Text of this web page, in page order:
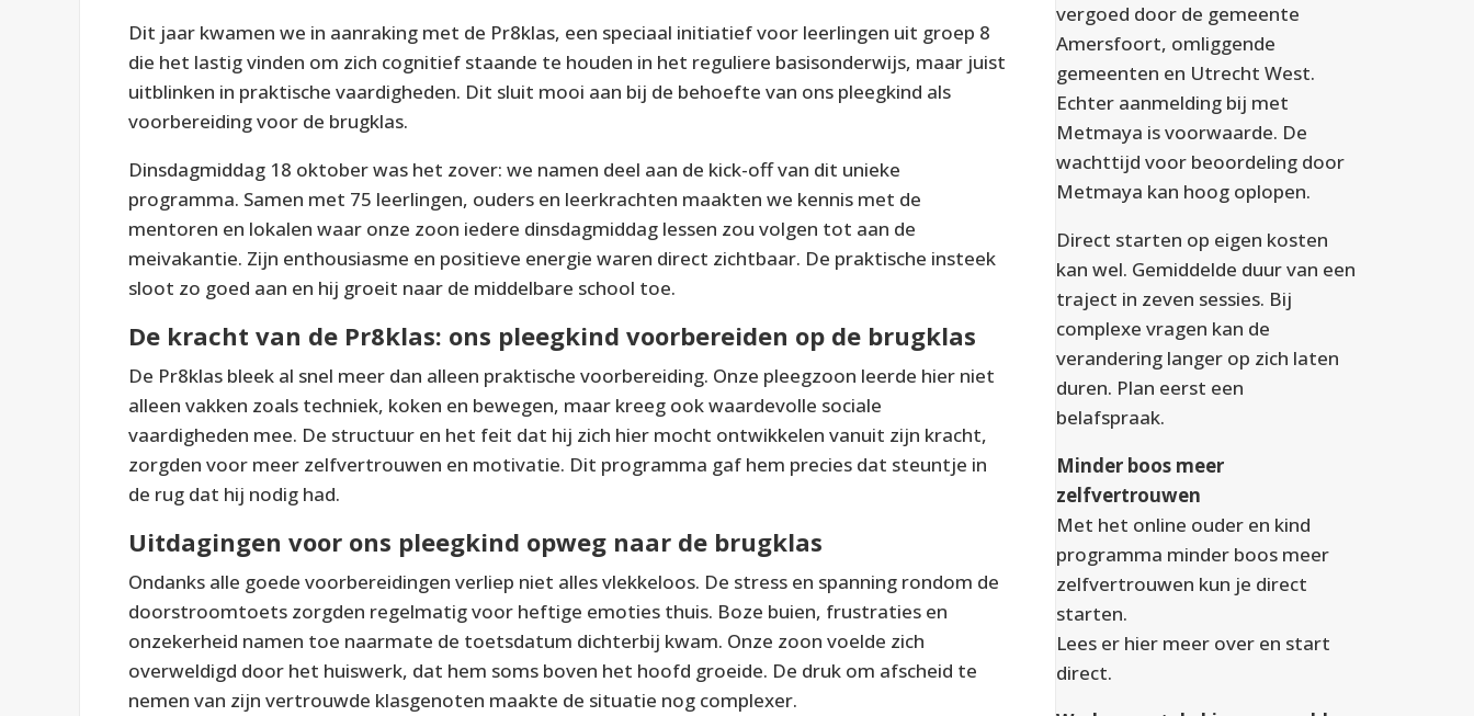
Dit jaar kwamen we in aanraking met de Pr8klas, een speciaal initiatief voor leerlingen uit groep 8
die het lastig vinden om zich cognitief staande te houden in het reguliere basisonderwijs, maar juist
uitblinken in praktische vaardigheden. Dit sluit mooi aan bij de behoefte van ons pleegkind als
voorbereiding voor de brugklas.
Dinsdagmiddag 18 oktober was het zover: we namen deel aan de kick-off van dit unieke
programma. Samen met 75 leerlingen, ouders en leerkrachten maakten we kennis met de
mentoren en lokalen waar onze zoon iedere dinsdagmiddag lessen zou volgen tot aan de
meivakantie. Zijn enthousiasme en positieve energie waren direct zichtbaar. De praktische insteek
sloot zo goed aan en hij groeit naar de middelbare school toe.
De kracht van de Pr8klas: ons pleegkind voorbereiden op de brugklas
De Pr8klas bleek al snel meer dan alleen praktische voorbereiding. Onze pleegzoon leerde hier niet
alleen vakken zoals techniek, koken en bewegen, maar kreeg ook waardevolle sociale
vaardigheden mee. De structuur en het feit dat hij zich hier mocht ontwikkelen vanuit zijn kracht,
zorgden voor meer zelfvertrouwen en motivatie. Dit programma gaf hem precies dat steuntje in
de rug dat hij nodig had.
Uitdagingen voor ons pleegkind opweg naar de brugklas
Ondanks alle goede voorbereidingen verliep niet alles vlekkeloos. De stress en spanning rondom de
doorstroomtoets zorgden regelmatig voor heftige emoties thuis. Boze buien, frustraties en
onzekerheid namen toe naarmate de toetsdatum dichterbij kwam. Onze zoon voelde zich
overweldigd door het huiswerk, dat hem soms boven het hoofd groeide. De druk om afscheid te
nemen van zijn vertrouwde klasgenoten maakte de situatie nog complexer.
vergoed door de gemeente
Amersfoort, omliggende
gemeenten en Utrecht West.
Echter aanmelding bij met
Metmaya is voorwaarde. De
wachttijd voor beoordeling door
Metmaya kan hoog oplopen.
Direct starten op eigen kosten
kan wel. Gemiddelde duur van een
traject in zeven sessies. Bij
complexe vragen kan de
verandering langer op zich laten
duren. Plan eerst een
belafspraak.
Minder boos meer
zelfvertrouwen
Met het online ouder en kind
programma minder boos meer
zelfvertrouwen kun je direct
starten.
Lees er hier meer over en start
direct.